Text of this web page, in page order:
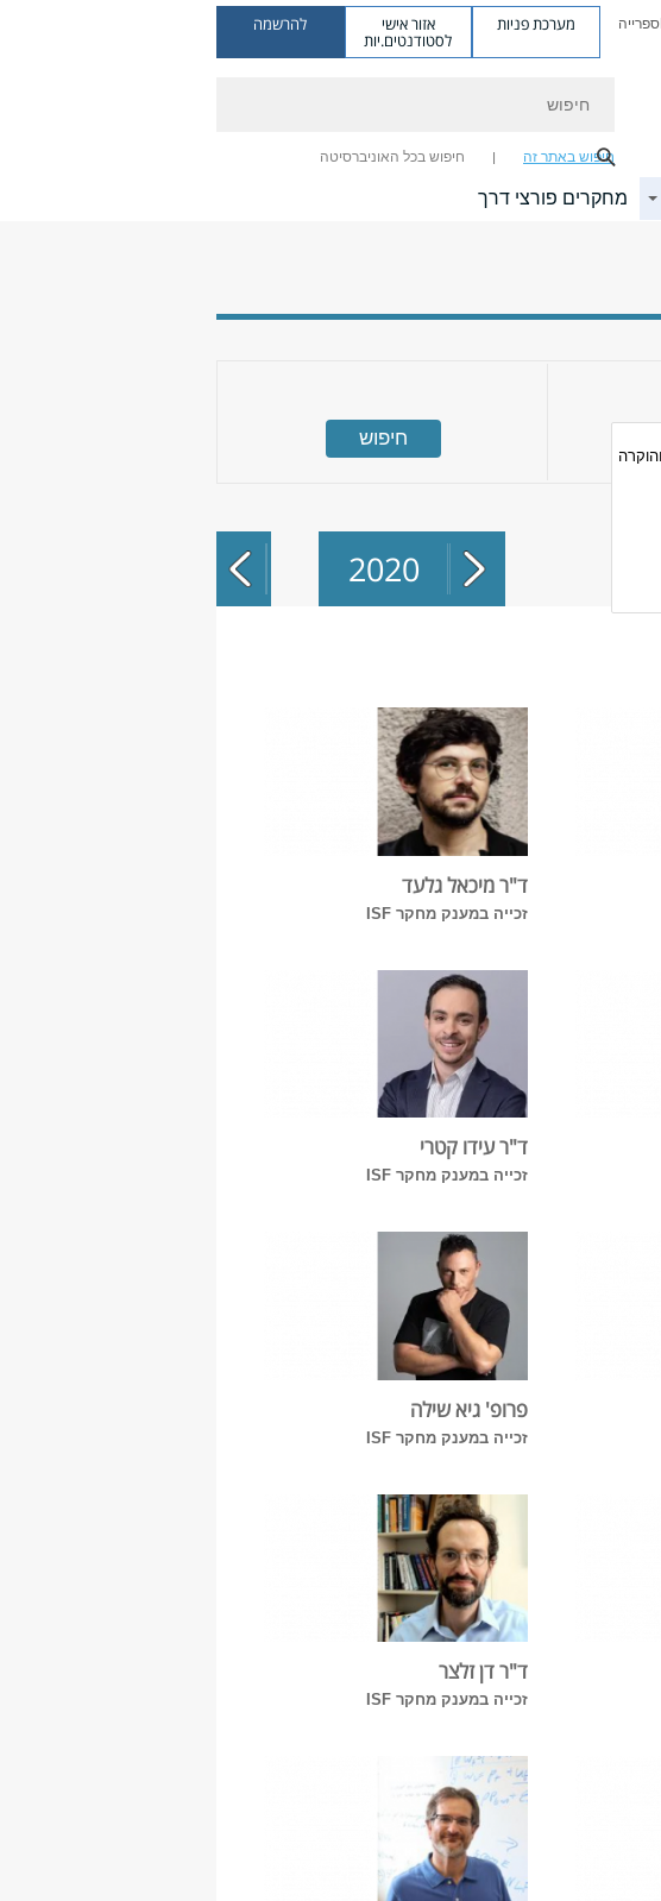
ספרייה מערכת פניות אזור אישי
לסטודנטים.יות
להרשמה
חיפוש באתר זה חיפוש בכל האוניברסיטה
מחקרים פורצי דרך
2020
2022
2023
2025
2026
הכל
ד"ר מיכאל גלעד
זכייה במענק מחקר ISF
ד"ר עידו קטרי
זכייה במענק מחקר ISF
פרופ' גיא שילה
זכייה במענק מחקר ISF
ד"ר דן זלצר
זכייה במענק מחקר ISF